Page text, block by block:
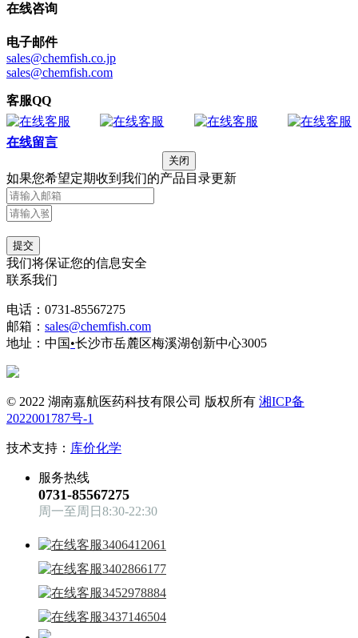
在线咨询
电子邮件
sales@chemfish.co.jp
sales@chemfish.com
客服QQ
在线留言
关闭
如果您希望定期收到我们的产品目录更新
提交
我们将保证您的信息安全
联系我们
电话：0731-85567275
邮箱： sales@chemfish.com
地址：中国•长沙市岳麓区梅溪湖创新中心3005
© 2022 湖南嘉航医药科技有限公司 版权所有 湘ICP备
2022001787号-1
技术支持： 库价化学
服务热线
0731-85567275
周一至周日8:30-22:30
3406412061
3402866177
3452978884
3437146504